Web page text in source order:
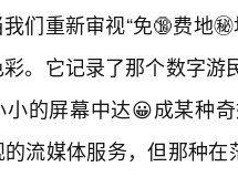
们重新审视“免🔞费地
。它记录了那个数字
小的屏幕中达😀成某种
流媒体服务，但那种